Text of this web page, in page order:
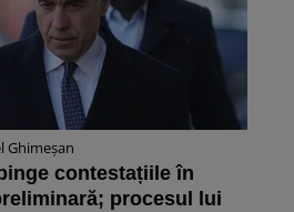
Ghimeșan
contestațiile în
procesul lui